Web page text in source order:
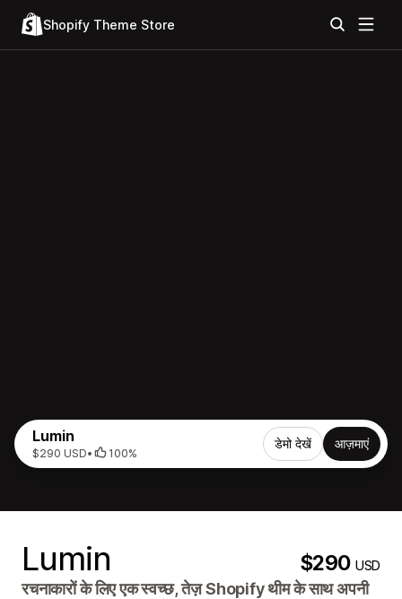
Shopify Theme Store
Lumin
$290 USD• 100%
डेमो देखें आज़माएं
Lumin $290USD
रचनाकारों के लिए एक स्वच्छ, तेज़ Shopify थीम के साथ अपनी